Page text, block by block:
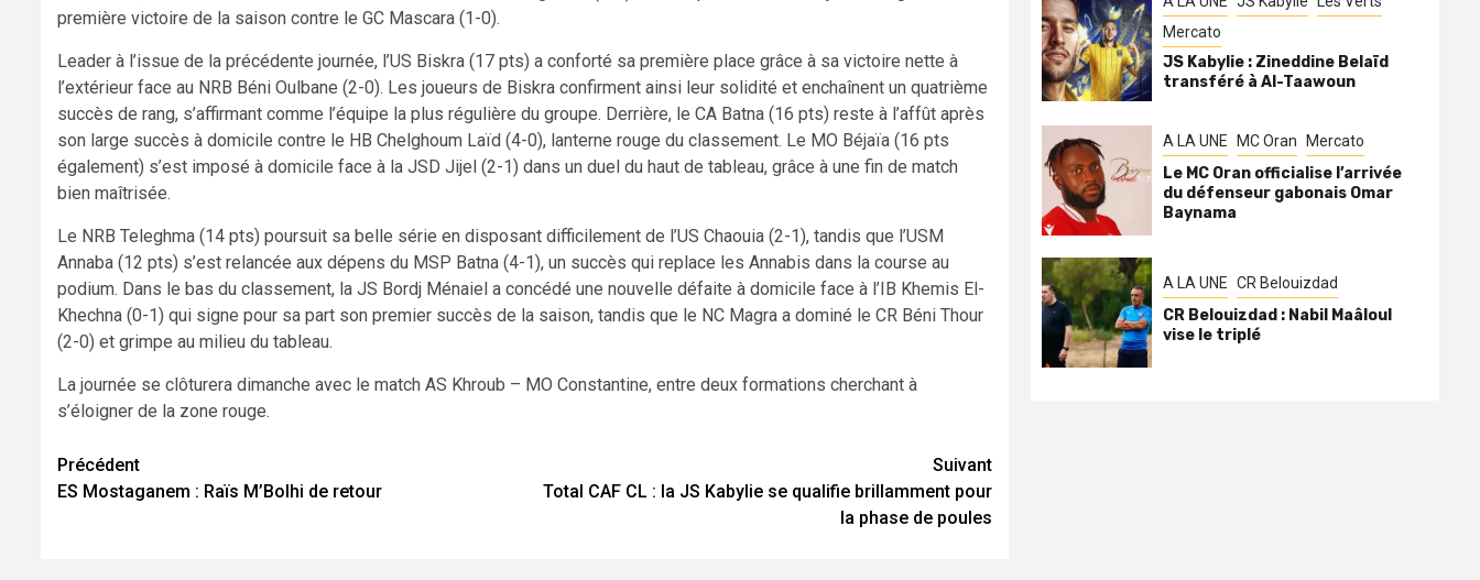
première victoire de la saison contre le GC Mascara (1-0).
Leader à l’issue de la précédente journée, l’US Biskra (17 pts) a conforté sa première place grâce à sa victoire nette à
l’extérieur face au NRB Béni Oulbane (2-0). Les joueurs de Biskra confirment ainsi leur solidité et enchaînent un quatrième
succès de rang, s’affirmant comme l’équipe la plus régulière du groupe. Derrière, le CA Batna (16 pts) reste à l’affût après
son large succès à domicile contre le HB Chelghoum Laïd (4-0), lanterne rouge du classement. Le MO Béjaïa (16 pts
également) s’est imposé à domicile face à la JSD Jijel (2-1) dans un duel du haut de tableau, grâce à une fin de match
bien maîtrisée.
Le NRB Teleghma (14 pts) poursuit sa belle série en disposant difficilement de l’US Chaouia (2-1), tandis que l’USM
Annaba (12 pts) s’est relancée aux dépens du MSP Batna (4-1), un succès qui replace les Annabis dans la course au
podium. Dans le bas du classement, la JS Bordj Ménaiel a concédé une nouvelle défaite à domicile face à l’IB Khemis El-
Khechna (0-1) qui signe pour sa part son premier succès de la saison, tandis que le NC Magra a dominé le CR Béni Thour
(2-0) et grimpe au milieu du tableau.
La journée se clôturera dimanche avec le match AS Khroub – MO Constantine, entre deux formations cherchant à
s’éloigner de la zone rouge.
Navigation
d’article
Précédent
ES Mostaganem : Raïs M’Bolhi de retour
Suivant
Total CAF CL : la JS Kabylie se qualifie brillamment pour
la phase de poules
Mercato
JS Kabylie : Zineddine Belaïd
transféré à Al-Taawoun
A LA UNE MC Oran Mercato
Le MC Oran officialise l’arrivée
du défenseur gabonais Omar
Baynama
A LA UNE CR Belouizdad
CR Belouizdad : Nabil Maâloul
vise le triplé